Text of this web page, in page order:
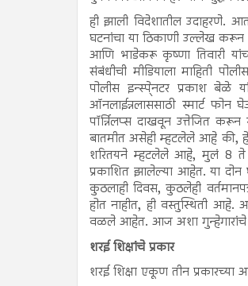
ही झाली विदेशातील उदाहरणे.
घटनांचा या ठिकाणी उल्लेख करून
आणि भाडेकरू कृष्णा तिवारी
संबंधीची मीडियाला माहिती
पोलीस इन्स्पे्नटर प्रकाश बेळे
ऑनलाईन्नलाससाठी स्मार्ट फोन
पॉर्न्निलप्स दाखवून उत्तेजित
बातमीत असेही म्हटलेले आहे की, हे
शरितयने म्हटलेले आहे, मुलं 8 ते
प्रकाशित झालेल्या आहेत. या
कुठलाही दिवस, कुठलेही
होत नाहीत, ही वस्तुस्थिती
वळले आहेत. आज अशा गुन्हेगारांचे
शरई शिक्षांचे प्रकार
शरई शिक्षा एकूण तीन